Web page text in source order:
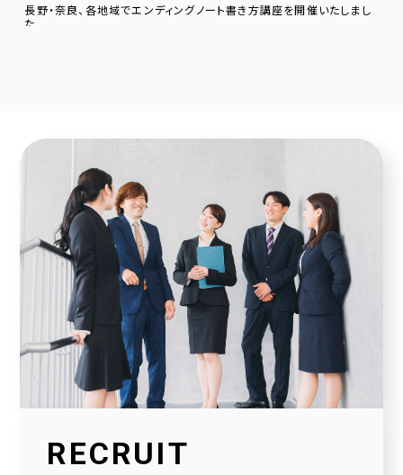
長野・奈良、各地域でエンディングノート書き方講座を開催いたしまし
た
2026.04.20
2025年度奈良こども食堂ネットワークサポート活動報告
2026.04.07
採用サイトに社員の声を1件追加しました！
2026.01.30
当社公式SNSアカウントを立ち上げました！
2026.01.16
採用サイトを大幅リニューアルいたしました！
社会福祉協議会様と協働で生活べんり帳を制作いたしました
RECRUIT